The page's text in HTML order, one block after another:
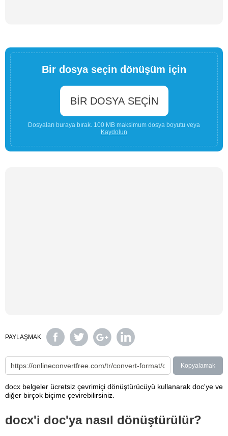
Bir dosya seçin dönüşüm için
BIR DOSYA SEÇIN
Dosyaları buraya bırak. 100 MB maksimum dosya boyutu veya
Kaydolun
PAYLAŞMAK
Kopyalamak
docx belgeler ücretsiz çevrimiçi dönüştürücüyü kullanarak doc'ye ve
diğer birçok biçime çevirebilirsiniz.
docx'i doc'ya nasıl dönüştürülür?